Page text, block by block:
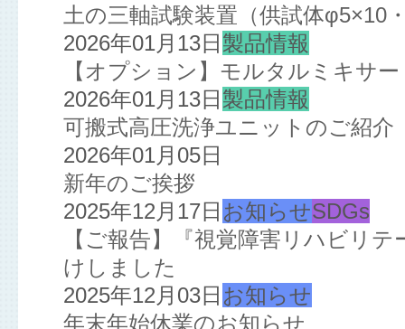
土の三軸試験装置（供試体φ5×10
2026年01月13日 製品情報
【オプション】モルタルミキサ
2026年01月13日 製品情報
可搬式高圧洗浄ユニットのご紹介
2026年01月05日
新年のご挨拶
2025年12月17日 お知らせSDGs
【ご報告】『視覚障害リハビリ
けしました
2025年12月03日 お知らせ
年末年始休業のお知らせ